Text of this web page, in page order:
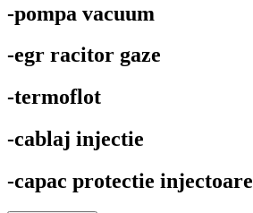
-pompa vacuum
-egr racitor gaze
-termoflot
-cablaj injectie
-capac protectie injectoare